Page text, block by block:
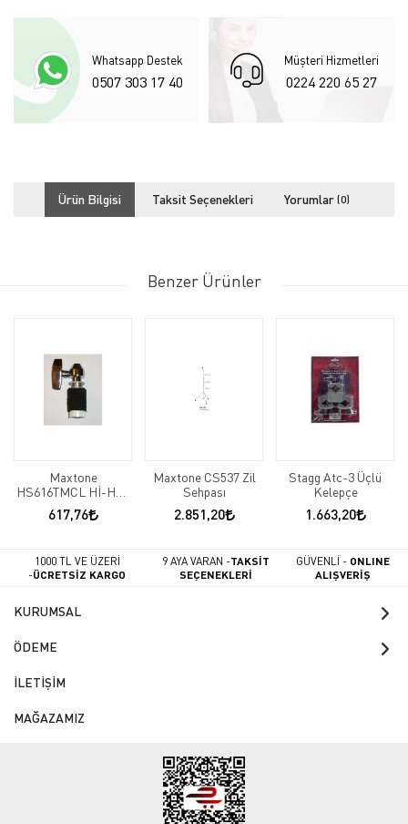
Whatsapp Destek
0507 303 17 40
Müşteri Hizmetleri
0224 220 65 27
Ürün Bilgisi Taksit Seçenekleri Yorumlar (0)
Benzer Ürünler
Maxtone
HS616TMCL Hİ-HAT
Clutch
617,76
Maxtone CS537 Zil
Sehpası
2.851,20
Stagg Atc-3 Üçlü
Kelepçe
1.663,20
1000 TL VE ÜZERİ
-ÜCRETSİZ KARGO
9 AYA VARAN -TAKSİT
SEÇENEKLERİ
GÜVENLİ - ONLINE
ALIŞVERİŞ
KURUMSAL
ÖDEME
İLETİŞİM
MAĞAZAMIZ